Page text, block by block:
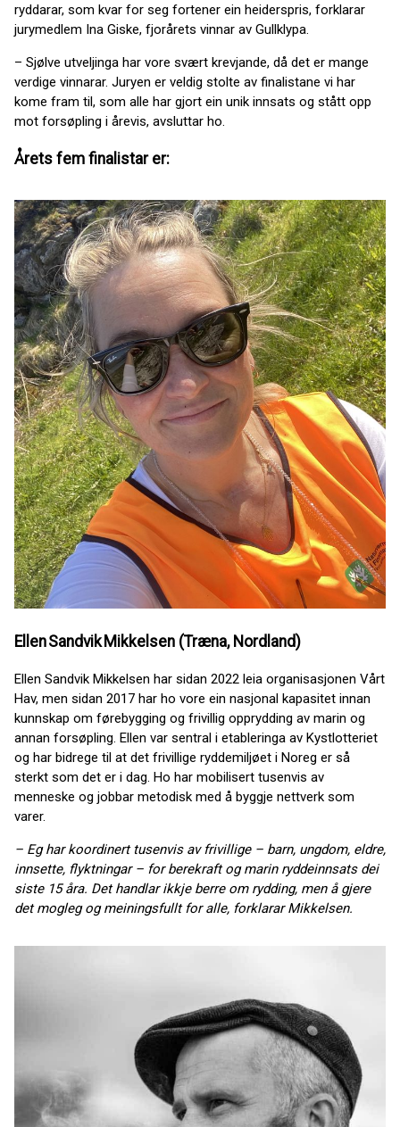
ryddarar, som kvar for seg fortener ein heiderspris, forklarar
jurymedlem Ina Giske, fjorårets vinnar av Gullklypa.
– Sjølve utveljinga har vore svært krevjande, då det er mange
verdige vinnarar. Juryen er veldig stolte av finalistane vi har
kome fram til, som alle har gjort ein unik innsats og stått opp
mot forsøpling i årevis, avsluttar ho.
Årets fem finalistar er:
Ellen Sandvik Mikkelsen (Træna, Nordland)
Ellen Sandvik Mikkelsen har sidan 2022 leia organisasjonen Vårt
Hav, men sidan 2017 har ho vore ein nasjonal kapasitet innan
kunnskap om førebygging og frivillig opprydding av marin og
annan forsøpling. Ellen var sentral i etableringa av Kystlotteriet
og har bidrege til at det frivillige ryddemiljøet i Noreg er så
sterkt som det er i dag. Ho har mobilisert tusenvis av
menneske og jobbar metodisk med å byggje nettverk som
varer.
– Eg har koordinert tusenvis av frivillige – barn, ungdom, eldre,
innsette, flyktningar – for berekraft og marin ryddeinnsats dei
siste 15 åra. Det handlar ikkje berre om rydding, men å gjere
det mogleg og meiningsfullt for alle, forklarar Mikkelsen.